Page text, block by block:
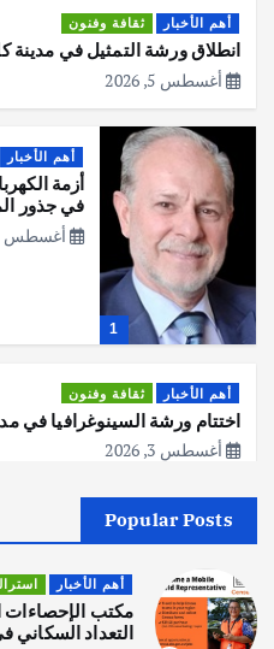
أهم الأخبار ثقافة وفنون
انطلاق ورشة التمثيل في مدينة
أغسطس 5, 2026
1
أهم الأخبار
أزمة
في جذور
أغسطس 5, 2026
أهم الأخبار ثقافة وفنون
اختتام ورشة السينوغرافيا في
أغسطس 3, 2026
2
اصبح بطلاً
يوليو 30, 2026
Popular Posts
أهم الأخبار
التعداد السكاني في11 من الشهر